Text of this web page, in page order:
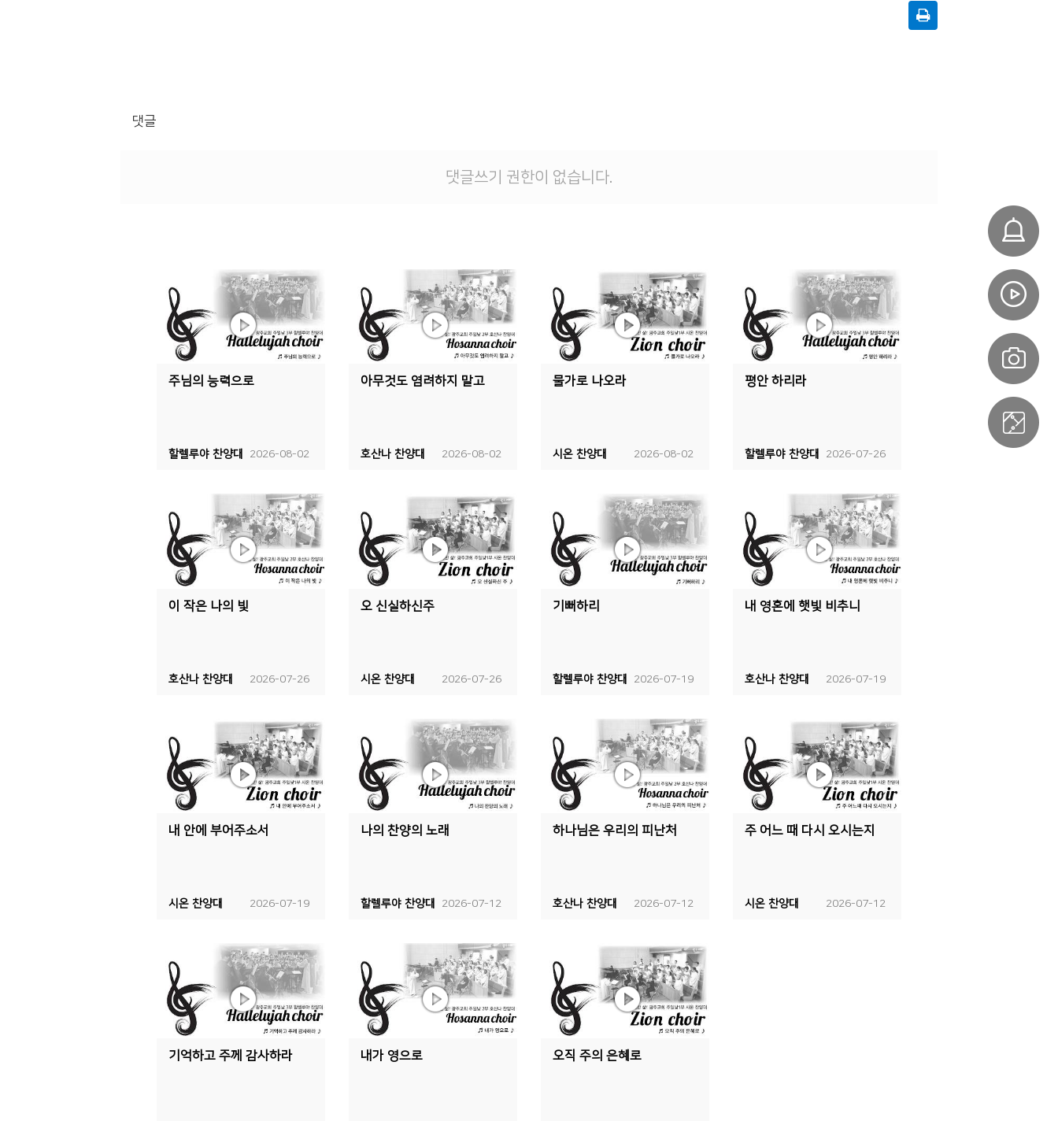
댓글
댓글쓰기 권한이 없습니다.
주님의 능력으로
2026-08-02
할렐루야 찬양대
아무것도 염려하지 말고
2026-08-02
호산나 찬양대
물가로 나오라
2026-08-02
시온 찬양대
평안 하리라
2026-07-26
할렐루야 찬양대
이 작은 나의 빛
2026-07-26
호산나 찬양대
오 신실하신주
2026-07-26
시온 찬양대
기뻐하리
2026-07-19
할렐루야 찬양대
내 영혼에 햇빛 비추니
2026-07-19
호산나 찬양대
내 안에 부어주소서
2026-07-19
시온 찬양대
나의 찬양의 노래
2026-07-12
할렐루야 찬양대
하나님은 우리의 피난처
2026-07-12
호산나 찬양대
주 어느 때 다시 오시는지
2026-07-12
시온 찬양대
기억하고 주께 감사하라 내가 영으로 오직 주의 은혜로